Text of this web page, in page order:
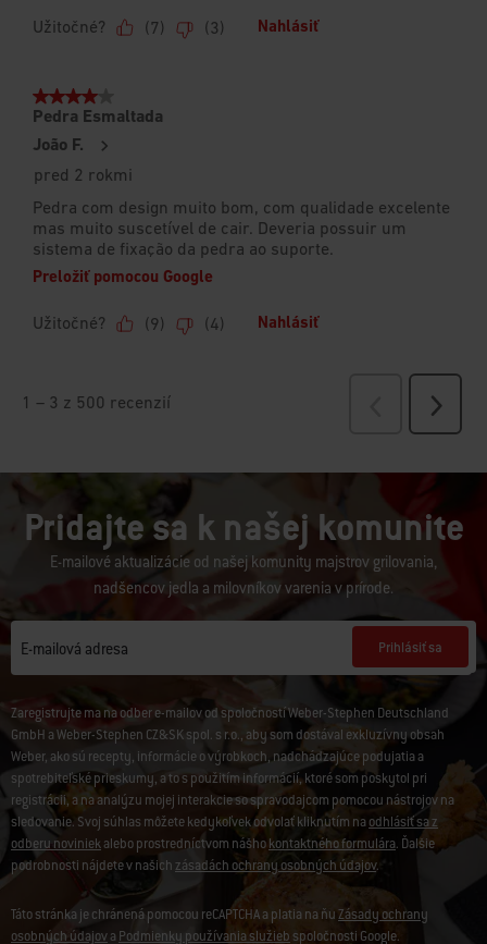
Pridajte sa k našej komunite
E-mailové aktualizácie od našej komunity majstrov grilovania,
nadšencov jedla a milovníkov varenia v prírode.
E-mailová adresa Prihlásiť sa
Zaregistrujte ma na odber e-mailov od spoločností Weber-Stephen Deutschland
GmbH a Weber-Stephen CZ&SK spol. s r.o., aby som dostával exkluzívny obsah
Weber, ako sú recepty, informácie o výrobkoch, nadchádzajúce podujatia a
spotrebiteľské prieskumy, a to s použitím informácií, ktoré som poskytol pri
registrácii, a na analýzu mojej interakcie so spravodajcom pomocou nástrojov na
sledovanie. Svoj súhlas môžete kedykoľvek odvolať kliknutím naodhlásiť sa z
odberu noviniekalebo prostredníctvom nášhokontaktného formulára. Ďalšie
podrobnosti nájdete v našich zásadách ochrany osobných údajov.
Táto stránka je chránená pomocou reCAPTCHA a platia na ňuZásady ochrany
osobných údajova Podmienky používania služieb spoločnosti Google.